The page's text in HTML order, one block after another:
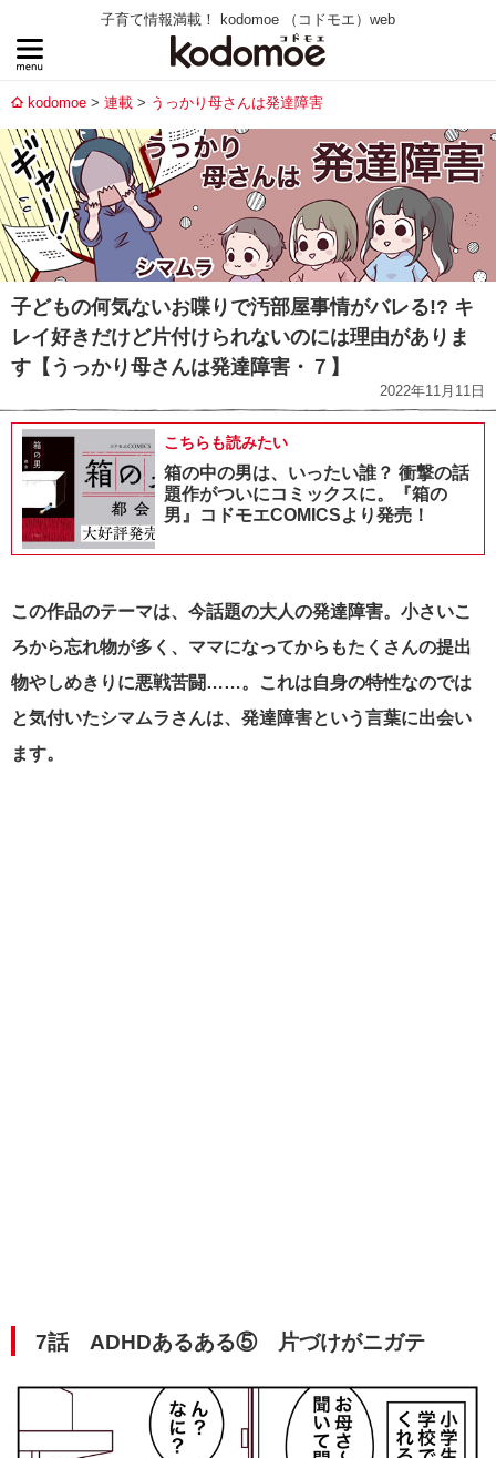
子育て情報満載！ kodomoe （コドモエ）web
kodomoe 連載 うっかり母さんは発達障害
子どもの何気ないお喋りで汚部屋事情がバレる!? キ
レイ好きだけど片付けられないのには理由がありま
す【うっかり母さんは発達障害・７】
2022年11月11日
こちらも読みたい
箱の中の男は、いったい誰？ 衝撃の話
題作がついにコミックスに。『箱の
男』コドモエCOMICSより発売！
この作品のテーマは、今話題の大人の発達障害。小さいこ
ろから忘れ物が多く、ママになってからもたくさんの提出
物やしめきりに悪戦苦闘……。これは自身の特性なのでは
と気付いたシマムラさんは、発達障害という言葉に出会い
ます。
7話 ADHDあるある⑤ 片づけがニガテ